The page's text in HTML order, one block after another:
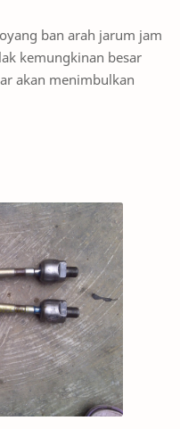
ban arah jarum jam
kemungkinan besar
akan menimbulkan